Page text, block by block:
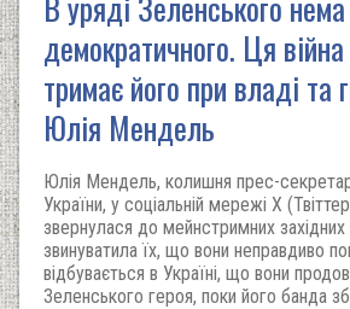
демократичного. Ця
тримає його при владі та
Юлія Мендель
Юлія Мендель, колишня прес-
України, у соціальній мережі Х
звернулася до мейнстримних західних
звинуватила їх, що вони неправдиво
відбувається в Україні, що вони
Зеленського героя, поки його банда